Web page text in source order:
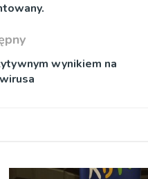
wynikiem na